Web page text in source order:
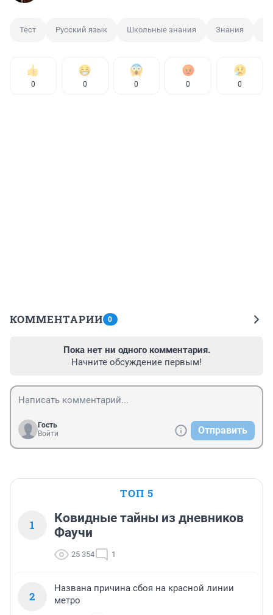
Тест Русский язык Школьные знания Знания
0 0 0 0 0
КОММЕНТАРИИ 0
Пока нет ни одного комментария.
Начните обсуждение первым!
Гость
Войти
Отправить
ТОП 5
1
Ковидные тайны из дневников
Фаучи
25 354 1
2
Названа причина сбоя на красной линии
метро